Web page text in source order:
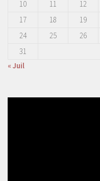
10
11 12
17
18 19
24
25 26
31
« Juil